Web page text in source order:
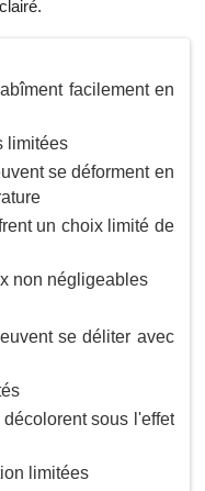
facilement en
limitées
se déforment en
un choix limité de
non négligeables
se déliter avec
sous l'effet
limitées